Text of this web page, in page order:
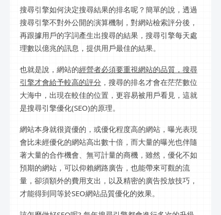
搜尋引擎如何決定搜尋結果的排名呢？簡單的說，透過
搜尋引擎不對外公開的演算機制，對網站檢索評分後，
再跟據用戶的字詞產生出搜尋的結果，搜尋引擎每天處
理數以億兆的訊息，提供用戶最佳的結果。
也就是說，網站的經營者必須要重視網站的品質，搜尋
引擎才會給予較高的評分 ，搜尋的排名才會在茫茫數位
大海中，出現在較佳的位置，更容易被用戶看見，這就
是搜尋引擎優化(SEO)的原理。
網站本身就很資優的，或優化程度高的網站，曝光表現
會比未經優化的網站高出數十倍，而大量的曝光也伴隨
著大量的合作機會、無可計量的商機，雖然，優化不如
預期的網站，可以仰賴網路廣告，也能帶來可觀的流
量，卻須額外的費用支出，以及精密的廣告投放技巧，
才能得到同等於SEO網站品質優化的效果。